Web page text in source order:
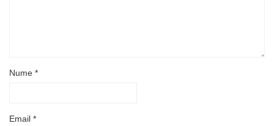
Nume *
Email *